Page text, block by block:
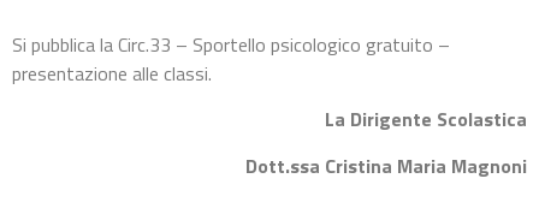
Si pubblica la Circ.33 – Sportello psicologico gratuito –
presentazione alle classi.
La Dirigente Scolastica
Dott.ssa Cristina Maria Magnoni